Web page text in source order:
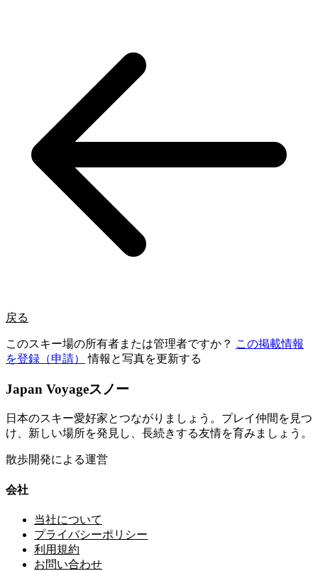
戻る
このスキー場の所有者または管理者ですか？ この掲載情報
を登録（申請）
情報と写真を更新する
Japan Voyageスノー
日本のスキー愛好家とつながりましょう。プレイ仲間を見つ
け、新しい場所を発見し、長続きする友情を育みましょう。
散歩開発による運営
会社
当社について
プライバシーポリシー
利用規約
お問い合わせ